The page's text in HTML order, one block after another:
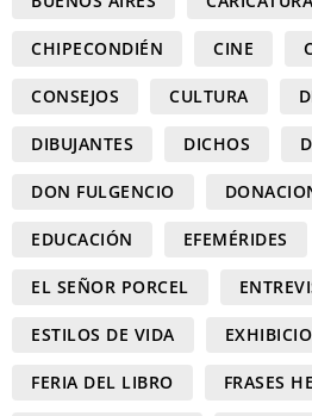
CHIPECONDIÉN CINE
CONSEJOS CULTURA
DIBUJANTES DICHOS
DON FULGENCIO
EDUCACIÓN EFEMÉRIDES
EL SEÑOR PORCEL
ESTILOS DE VIDA
FERIA DEL LIBRO FRASES